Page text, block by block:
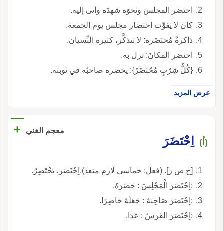
احتضر المجلسَ ونحوَه شهدَه وأتى إليه.
كان لا يفوِّت احتضار مجلس يوم الجمعة.
ذاكرةٌ مُحتَضَرة: لا تتذكَّر، كثيرة النِّسيان.
احتضر المكانَ: نزل به.
{كُلُّ شِرْبٍ مُحْتَضَرٌ}: يحضره صاحبُه في نوبته.
عرض المزيد
معجم الغني +
(أ) اِحْتَضَرَ
[ح ض ر]. (فعل: خماسي لازم متعد).اِحْتَضَر، يَحْتَضِرُ.
:اِحْتَضَرَ الْمَجْلِسَ : حَضَرَهُ.
:اِحْتَضَرَ صَاحِبَهُ : جَعَلَهُ حَاضِرًا.
:اِحْتَضَرَ الفَرَسُ : عَدَا.